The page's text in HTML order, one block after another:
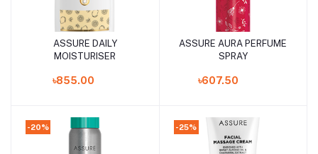
Add to cart
ASSURE DAILY
MOISTURISER
৳855.00
Add to cart
ASSURE AURA PERFUME
SPRAY
৳607.50
-20% -25%